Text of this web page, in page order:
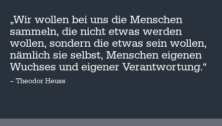
„Wir wollen bei uns die Menschen
sammeln, die nicht etwas werden
wollen, sondern die etwas sein wollen,
nämlich sie selbst, Menschen eigenen
Wuchses und eigener Verantwortung.“
– Theodor Heuss